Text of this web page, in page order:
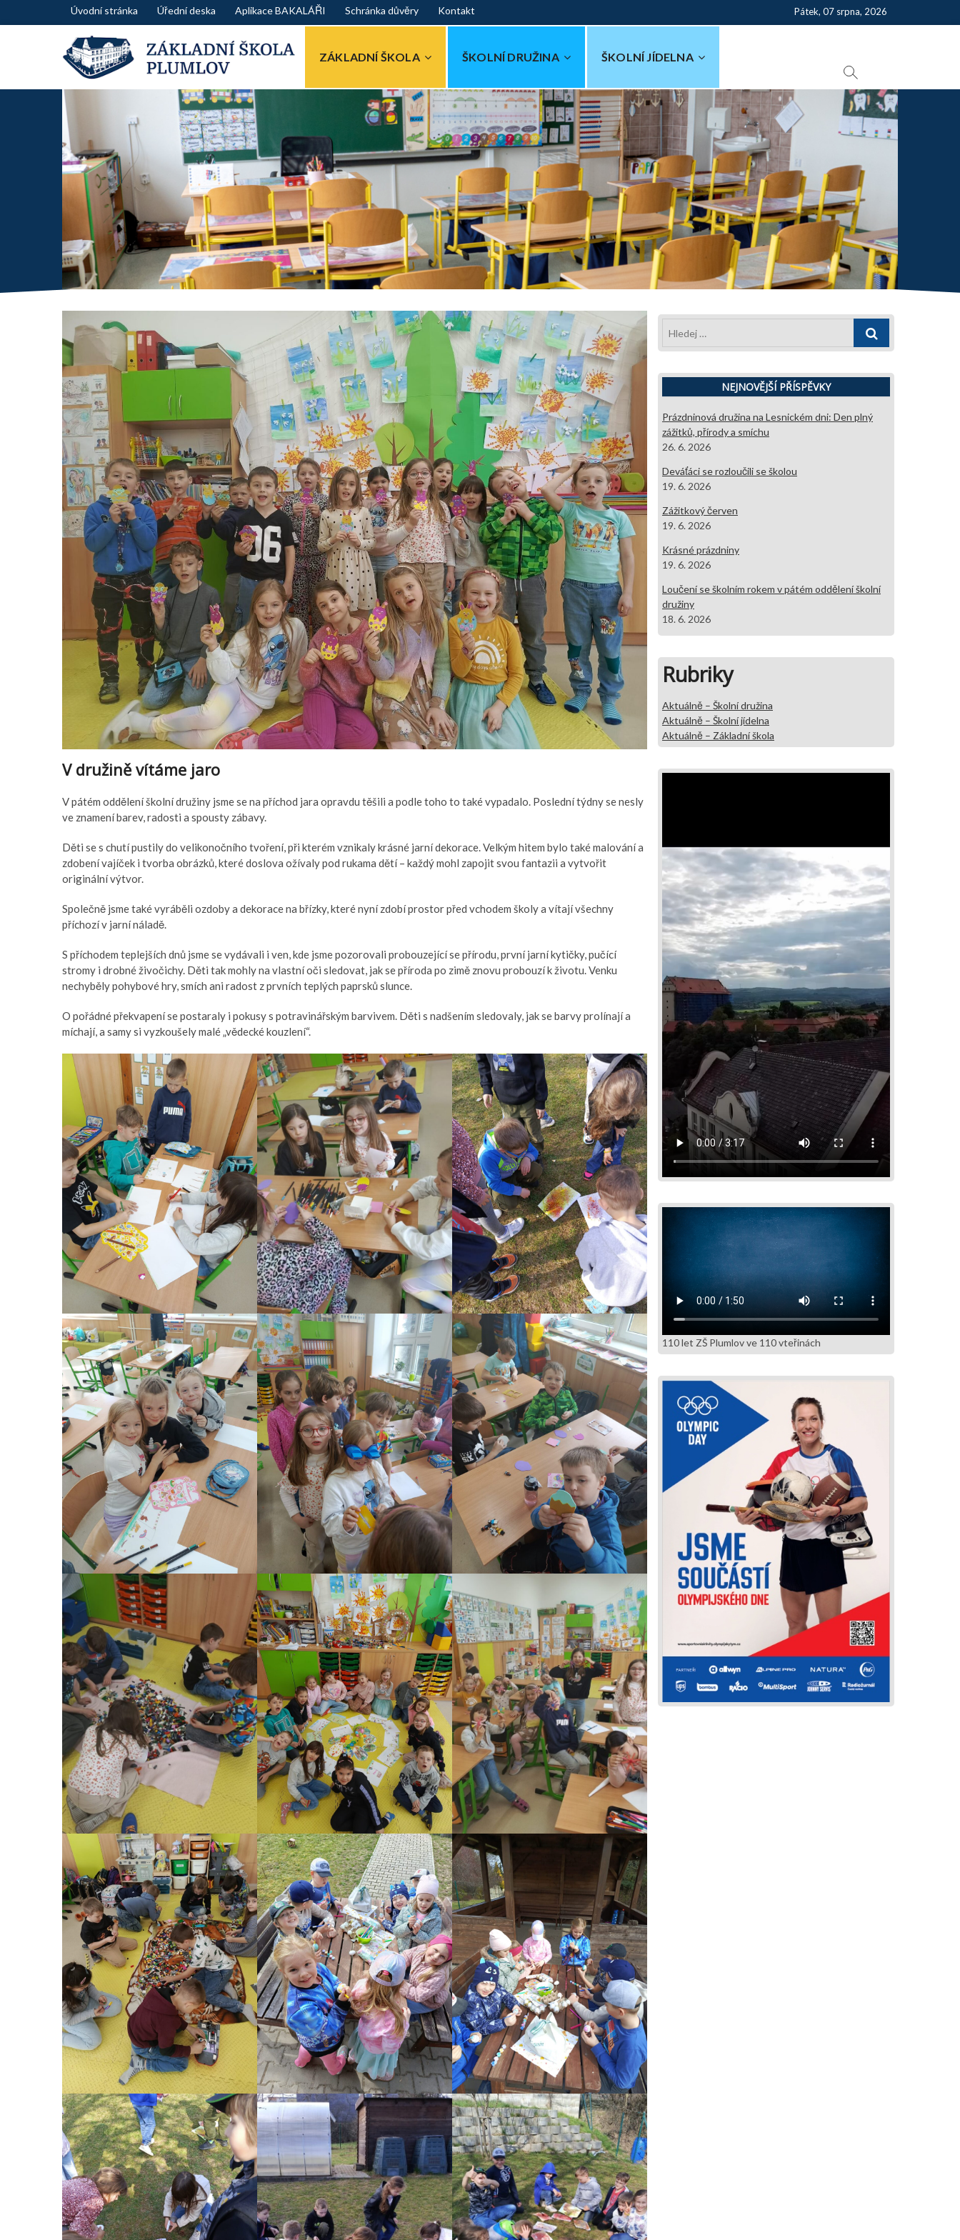
to
Úvodní stránka Úřední deska Aplikace BAKALÁŘI Schránka důvěry Kontakt Pátek, 07 srpna, 2026
ZÁKLADNÍ ŠKOLA ŠKOLNÍ DRUŽINA ŠKOLNÍ JÍDELNA
V družině vítáme jaro
V pátém oddělení školní družiny jsme se na příchod jara opravdu těšili a podle toho to také vypadalo. Poslední týdny se nesly
ve znamení barev, radosti a spousty zábavy.
Děti se s chutí pustily do velikonočního tvoření, při kterém vznikaly krásné jarní dekorace. Velkým hitem bylo také malování a
zdobení vajíček i tvorba obrázků, které doslova ožívaly pod rukama dětí – každý mohl zapojit svou fantazii a vytvořit
originální výtvor.
Společně jsme také vyráběli ozdoby a dekorace na břízky, které nyní zdobí prostor před vchodem školy a vítají všechny
příchozí v jarní náladě.
S příchodem teplejších dnů jsme se vydávali i ven, kde jsme pozorovali probouzející se přírodu, první jarní kytičky, pučící
stromy i drobné živočichy. Děti tak mohly na vlastní oči sledovat, jak se příroda po zimě znovu probouzí k životu. Venku
nechyběly pohybové hry, smích ani radost z prvních teplých paprsků slunce.
O pořádné překvapení se postaraly i pokusy s potravinářským barvivem. Děti s nadšením sledovaly, jak se barvy prolínají a
míchají, a samy si vyzkoušely malé „vědecké kouzlení“.
Hledej
NEJNOVĚJŠÍ PŘÍSPĚVKY
Prázdninová družina na Lesnickém dni: Den plný
zážitků, přírody a smíchu
26. 6. 2026
Deváťáci se rozloučili se školou
19. 6. 2026
Zážitkový červen
19. 6. 2026
Krásné prázdniny
19. 6. 2026
Loučení se školním rokem v pátém oddělení školní
družiny
18. 6. 2026
Rubriky
Aktuálně – Školní družina
Aktuálně – Školní jídelna
Aktuálně – Základní škola
110 let ZŠ Plumlov ve 110 vteřinách